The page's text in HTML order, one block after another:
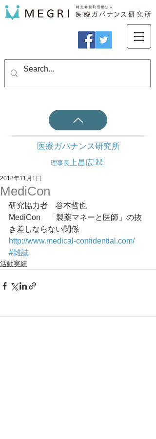
医療ガバナンス研究所
理事長 上昌広SNS
MediCon
2018年11月1日
研究協力者　谷本哲也
MediCon　「製薬マネーと医師」の抜
き差しならない関係
http://www.medical-confidential.com/
#雑誌
活動実績